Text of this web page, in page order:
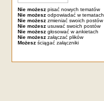
Nie możeszpisać nowych tematów
Nie możeszodpowiadać w tematach
Nie możeszzmieniać swoich postów
Nie możeszusuwać swoich postów
Nie możeszgłosować w ankietach
Nie możeszzałączać plików
Możeszściągać załączniki